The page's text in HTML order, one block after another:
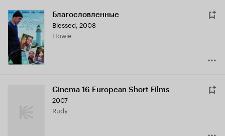
Благословленные
Blessed, 2008
Howie
Cinema 16 European Short Films
2007
Rudy